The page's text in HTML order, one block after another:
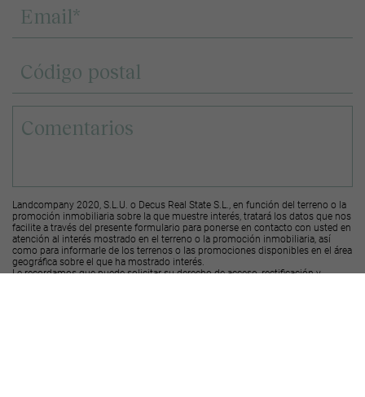
Landcompany 2020, S.L.U. o Decus Real State S.L., en función del terreno o la
promoción inmobiliaria sobre la que muestre interés, tratará los datos que nos
facilite a través del presente formulario para ponerse en contacto con usted en
atención al interés mostrado en el terreno o la promoción inmobiliaria, así
como para informarle de los terrenos o las promociones disponibles en el área
geográfica sobre el que ha mostrado interés.
Le recordamos que puede solicitar su derecho de acceso, rectificación y